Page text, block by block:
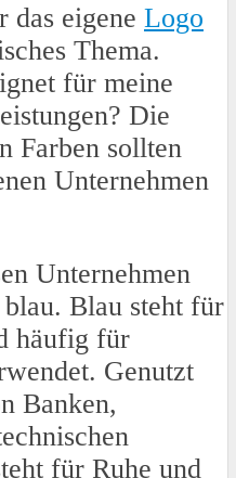
das eigene Logo
Thema.
für meine
Die
Farben sollten
Unternehmen
Unternehmen
Blau steht für
häufig für
Genutzt
Banken,
für Ruhe und